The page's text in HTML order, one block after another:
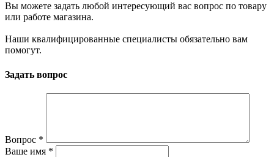
Вы можете задать любой интересующий вас вопрос по товару
или работе магазина.
Наши квалифицированные специалисты обязательно вам
помогут.
Задать вопрос
Вопрос *
Ваше имя *